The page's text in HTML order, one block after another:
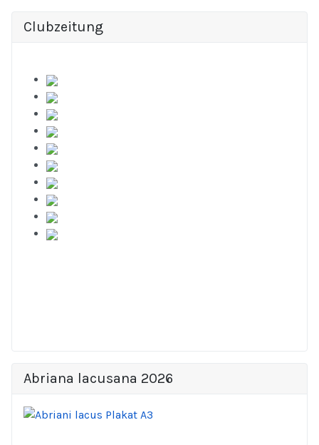
Clubzeitung
Abriana lacusana 2026